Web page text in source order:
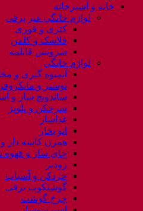
خانه و آشپزخانه
لوازم خانگی غیر برقی
کتری و قوری
فلاسک و کلمن
سرویس قابلمه
لوازم خانگی
آبمیوه گیری و
توستر و مایکروفر
ساندویچ ساز و
سرخکن و پلوپز
غذاساز
اتو بخار
همزن کاسه دار
چای ساز و قهوه
زودپز
خردکن و آسیاب
گوشتکوب برقی
چرخ گوشت